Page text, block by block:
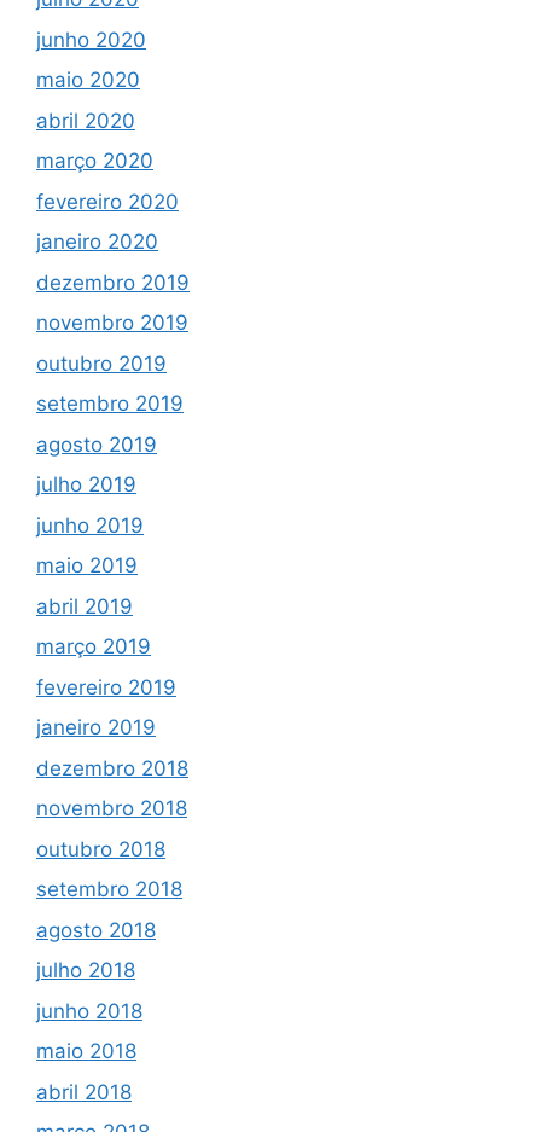
junho 2020
maio 2020
abril 2020
março 2020
fevereiro 2020
janeiro 2020
dezembro 2019
novembro 2019
outubro 2019
setembro 2019
agosto 2019
julho 2019
junho 2019
maio 2019
abril 2019
março 2019
fevereiro 2019
janeiro 2019
dezembro 2018
novembro 2018
outubro 2018
setembro 2018
agosto 2018
julho 2018
junho 2018
maio 2018
abril 2018